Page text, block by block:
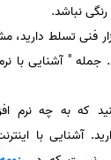
نباشد.
فنی تسلط
جمله " آشنایی با
که به چه نرم